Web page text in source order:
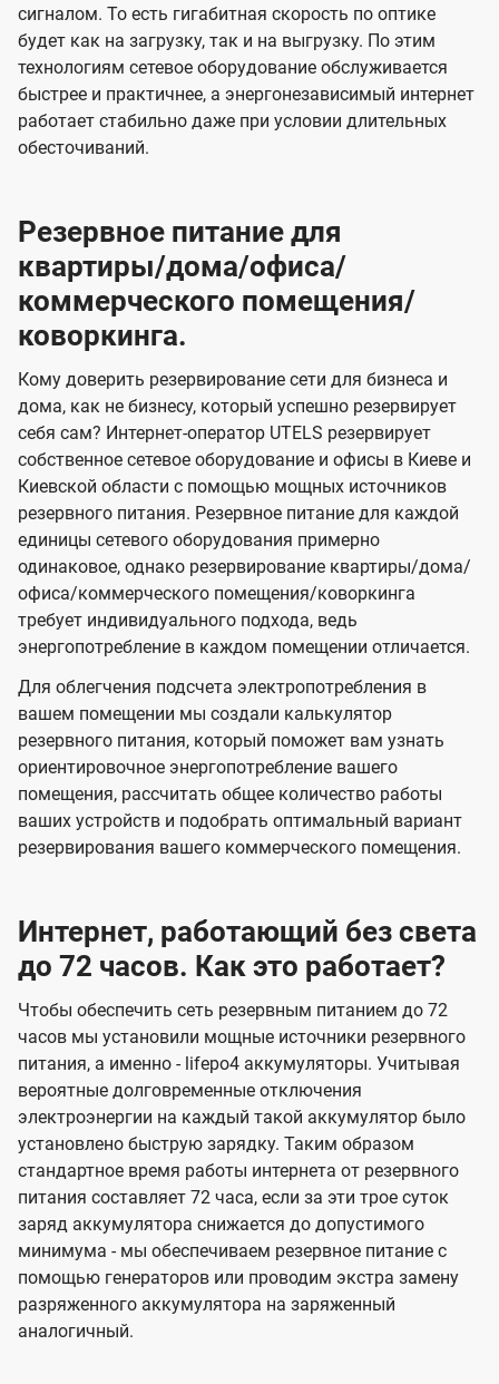
сигналом. То есть гигабитная скорость по оптике
будет как на загрузку, так и на выгрузку. По этим
технологиям сетевое оборудование обслуживается
быстрее и практичнее, а энергонезависимый интернет
работает стабильно даже при условии длительных
обесточиваний.
Резервное питание для
квартиры/дома/офиса/
коммерческого помещения/
коворкинга.
Кому доверить резервирование сети для бизнеса и
дома, как не бизнесу, который успешно резервирует
себя сам? Интернет-оператор UTELS резервирует
собственное сетевое оборудование и офисы в Киеве и
Киевской области с помощью мощных источников
резервного питания. Резервное питание для каждой
единицы сетевого оборудования примерно
одинаковое, однако резервирование квартиры/дома/
офиса/коммерческого помещения/коворкинга
требует индивидуального подхода, ведь
энергопотребление в каждом помещении отличается.
Для облегчения подсчета электропотребления в
вашем помещении мы создали калькулятор
резервного питания, который поможет вам узнать
ориентировочное энергопотребление вашего
помещения, рассчитать общее количество работы
ваших устройств и подобрать оптимальный вариант
резервирования вашего коммерческого помещения.
Интернет, работающий без света
до 72 часов. Как это работает?
Чтобы обеспечить сеть резервным питанием до 72
часов мы установили мощные источники резервного
питания, а именно - lifepo4 аккумуляторы. Учитывая
вероятные долговременные отключения
электроэнергии на каждый такой аккумулятор было
установлено быструю зарядку. Таким образом
стандартное время работы интернета от резервного
питания составляет 72 часа, если за эти трое суток
заряд аккумулятора снижается до допустимого
минимума - мы обеспечиваем резервное питание с
помощью генераторов или проводим экстра замену
разряженного аккумулятора на заряженный
аналогичный.